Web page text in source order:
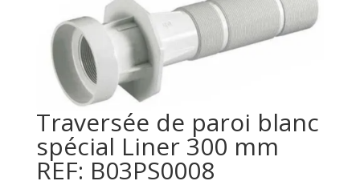
Traversée de paroi blanc
spécial Liner 300 mm
REF: B03PS0008